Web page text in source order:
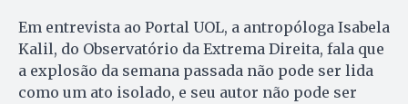
Em entrevista ao Portal UOL, a antropóloga Isabela
Kalil, do Observatório da Extrema Direita, fala que
a explosão da semana passada não pode ser lida
como um ato isolado, e seu autor não pode ser